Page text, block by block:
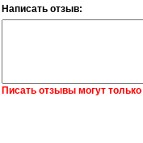
Написать отзыв:
Писать отзывы могут